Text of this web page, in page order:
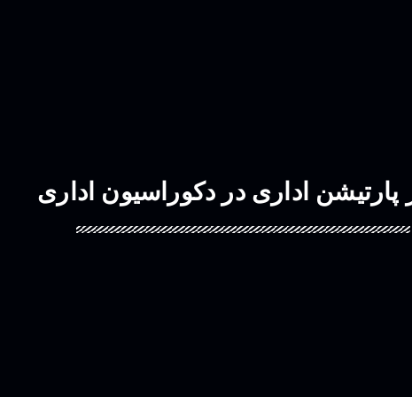
پارتیشن اداری در دکوراسیون اداری